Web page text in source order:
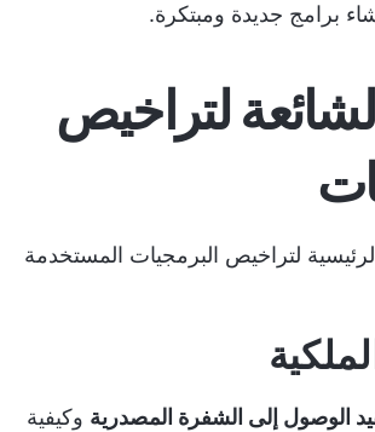
برامج جديدة ومبتكرة.
الشائعة لتراخيص
لتراخيص البرمجيات المستخدمة
الوصول إلى الشفرة المصدرية وكيفية